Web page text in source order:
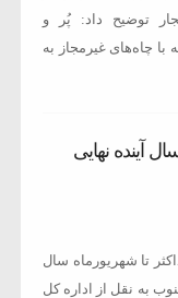
توضیح داد: پُر و
با چاه‌های غیرمجاز به
آینده نهایی
تا شهریورماه سال
به نقل از اداره کل